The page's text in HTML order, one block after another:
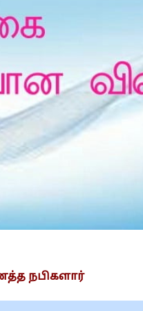
நபிகளார்
Is Prophet